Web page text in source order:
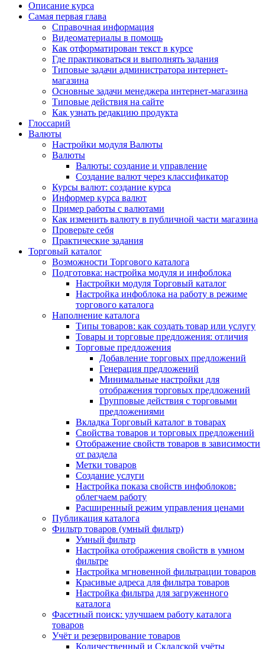
Описание курса
Самая первая глава
Справочная информация
Видеоматериалы в помощь
Как отформатирован текст в курсе
Где практиковаться и выполнять задания
Типовые задачи администратора интернет-
магазина
Основные задачи менеджера интернет-магазина
Типовые действия на сайте
Как узнать редакцию продукта
Глоссарий
Валюты
Настройки модуля Валюты
Валюты
Валюты: создание и управление
Создание валют через классификатор
Курсы валют: создание курса
Информер курса валют
Пример работы с валютами
Как изменить валюту в публичной части магазина
Проверьте себя
Практические задания
Торговый каталог
Возможности Торгового каталога
Подготовка: настройка модуля и инфоблока
Настройки модуля Торговый каталог
Настройка инфоблока на работу в режиме
торгового каталога
Наполнение каталога
Типы товаров: как создать товар или услугу
Товары и торговые предложения: отличия
Торговые предложения
Добавление торговых предложений
Генерация предложений
Минимальные настройки для
отображения торговых предложений
Групповые действия с торговыми
предложениями
Вкладка Торговый каталог в товарах
Свойства товаров и торговых предложений
Отображение свойств товаров в зависимости
от раздела
Метки товаров
Создание услуги
Настройка показа свойств инфоблоков:
облегчаем работу
Расширенный режим управления ценами
Публикация каталога
Фильтр товаров (умный фильтр)
Умный фильтр
Настройка отображения свойств в умном
фильтре
Настройка мгновенной фильтрации товаров
Красивые адреса для фильтра товаров
Настройка фильтра для загруженного
каталога
Фасетный поиск: улучшаем работу каталога
товаров
Учёт и резервирование товаров
Количественный и Складской учёты